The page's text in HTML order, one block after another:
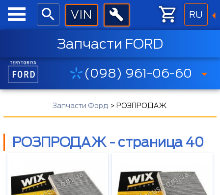
RU
Запчасти FORD
(098) 961-06-60
Запчасти Форд > РОЗПРОДАЖ
РОЗПРОДАЖ - страница 40